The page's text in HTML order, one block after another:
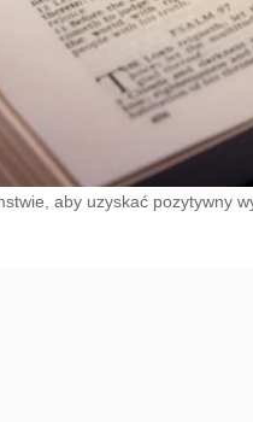
aby uzyskać pozytywny